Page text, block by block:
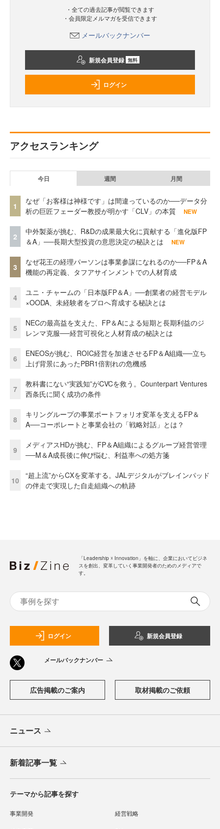
・全ての過去記事が閲覧できます
・会員限定メルマガを受信できます
メールバックナンバー
新規会員登録 無料
ログイン
アクセスランキング
今日 週間 月間
1
なぜ「お客様は神様です」は間違っているのか──データ分
析の巨匠フェーダー教授が明かす「CLV」の本質
NEW
2
中外製薬が挑む、R&Dの成果最大化に貢献する「進化版FP
＆A」──長期大型投資の意思決定の秘訣とは
NEW
3
なぜ花王の経理パーソンは事業参謀になれるのか──FP＆A
機能の再定義、タフアサインメントでの人材育成
4
ユニ・チャームの「日本版FP＆A」──創業者の経営モデル
×OODA、未経験者をプロへ育成する秘訣とは
5
NECの最高益を支えた、FP＆Aによる短期と長期利益のジ
レンマ克服──経営可視化と人材育成の秘訣とは
6
ENEOSが挑む、ROIC経営を加速させるFP＆A組織──立ち
上げ背景にあったPBR1倍割れの危機感
7
教科書にない“実践知”がCVCを救う。Counterpart Ventures
西条氏に聞く成功の条件
8
キリングループの事業ポートフォリオ変革を支えるFP＆
A──コーポレートと事業会社の「戦略対話」とは？
9
メディアスHDが挑む、FP＆A組織によるグループ経営管理
──M＆A成長後に伸び悩む、利益率への処方箋
10
“超上流”からCXを変革する。JALデジタルがブレインパッド
の伴走で実現した自走組織への軌跡
「Leadership ☓ Innovation」を軸に、企業においてビジネ
スを創出、変革していく事業開発者のためのメディアで
す。
ログイン 新規会員登録
メールバックナンバー
広告掲載のご案内 取材掲載のご依頼
ニュース
新着記事一覧
テーマから記事を探す
事業開発 経営戦略